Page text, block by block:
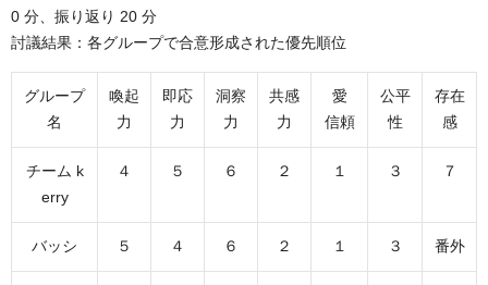
0 分、振り返り 20 分
討議結果：各グループで合意形成された優先順位
グループ
名
喚起
力
即応
力
洞察
力
共感
力
愛
信頼
公平
性
存在
感
チーム k
erry
４ ５ ６ ２ １ ３ ７
バッシ ５ ４ ６ ２ １ ３ 番外